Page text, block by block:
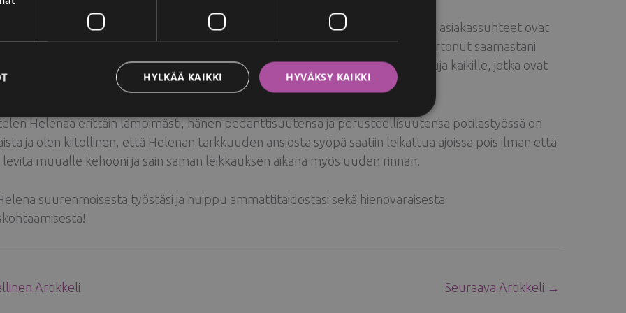
normaalisti
yhä täydellä teholla, sairaus ei pysäyttänyt minua. Kosmetologin työssä asiakassuhteet ovat
asiakkaisiin muodostuu usein myös läheinen, henkilökohtainen suhde. Olen kertonut saamastani
hoidosta myös asiakkailleni ja suosittelen ehdottomasti Helenan palveluja kaikille, jotka ovat
rintasyövän kohtaamaan.
Helenaa erittäin lämpimästi, hänen pedanttisuutensa ja perusteellisuutensa potilastyössä on
ja olen kiitollinen, että Helenan tarkkuuden ansiosta syöpä saatiin leikattua ajoissa pois ilman että
levitä muualle kehooni ja sain saman leikkauksen aikana myös uuden rinnan.
suurenmoisesta työstäsi ja huippu ammattitaidostasi sekä hienovaraisesta
Artikkeli Seuraava Artikkeli →
HYVÄKSY KAIKKI
HYLKÄÄ KAIKKI